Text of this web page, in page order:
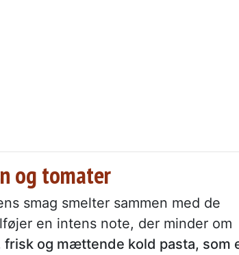
og tomater
smag smelter sammen med de
en intens note, der minder om
frisk og mættende kold pasta, som